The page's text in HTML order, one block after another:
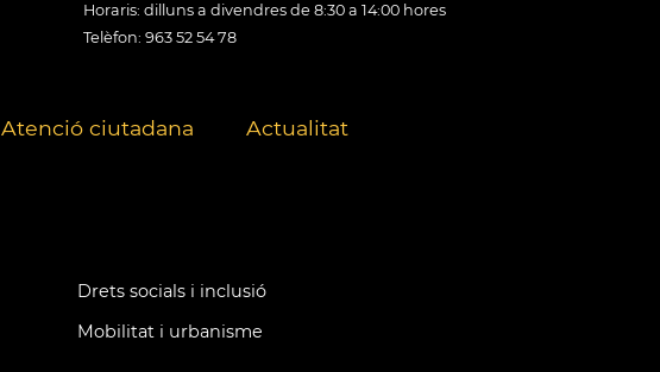
Horaris: dilluns a divendres de 8:30 a 14:00 hores
Telèfon: 963 52 54 78
Atenció ciutadana Actualitat
Drets socials i inclusió
Mobilitat i urbanisme